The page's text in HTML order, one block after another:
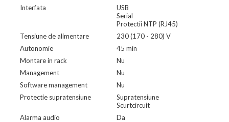
Interfata
USB
Serial
Protectii NTP (RJ45)
Tensiune de alimentare
230 (170 - 280) V
Autonomie
45 min
Montare in rack
Nu
Management
Nu
Software management
Nu
Protectie supratensiune
Supratensiune
Scurtcircuit
Alarma audio
Da